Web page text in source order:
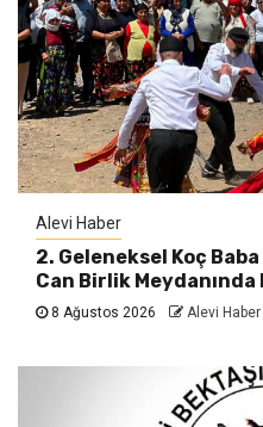
Alevi Haber
2. Geleneksel Koç
Can Birlik
8 Ağustos 2026 Alevi Haber